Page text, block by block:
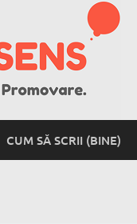
CUM SĂ SCRII (BINE)